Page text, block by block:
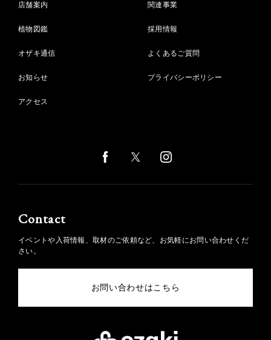
店舗案内
植物図鑑
オザキ通信
お知らせ
アクセス
関連事業
採用情報
よくあるご質問
プライバシーポリシー
Contact
イベントや入荷情報、取材のご依頼など、お気軽にお問い合わせくだ
さい。
お問い合わせはこちら